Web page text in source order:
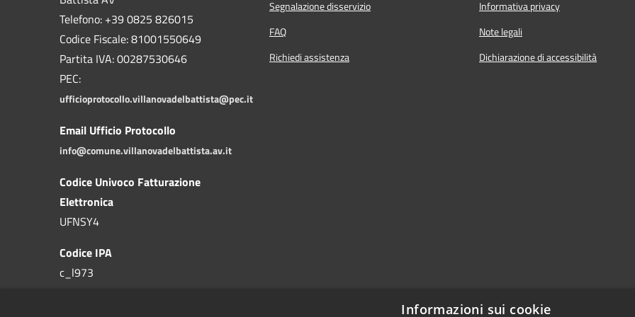
Telefono: +39 0825 826015
Codice Fiscale: 81001550649
Partita IVA: 00287530646
PEC:
ufficioprotocollo.villanovadelbattista@pec.it
Email Ufficio Protocollo
info@comune.villanovadelbattista.av.it
Codice Univoco Fatturazione
Elettronica
UFNSY4
Codice IPA
c_l973
Segnalazione disservizio
FAQ
Richiedi assistenza
Informativa privacy
Note legali
Dichiarazione di accessibilità
Informazioni sui cookie